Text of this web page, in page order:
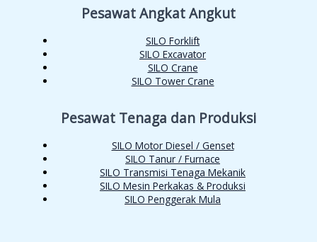
Pesawat Angkat Angkut
SILO Forklift
SILO Excavator
SILO Crane
SILO Tower Crane
Pesawat Tenaga dan Produksi
SILO Motor Diesel / Genset
SILO Tanur / Furnace
SILO Transmisi Tenaga Mekanik
SILO Mesin Perkakas & Produksi
SILO Penggerak Mula